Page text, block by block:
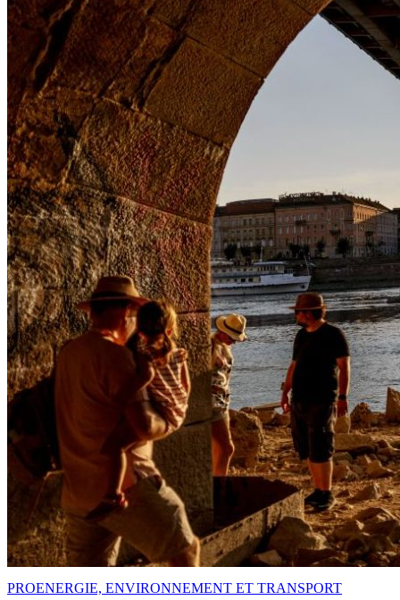
PROENERGIE, ENVIRONNEMENT ET TRANSPORT